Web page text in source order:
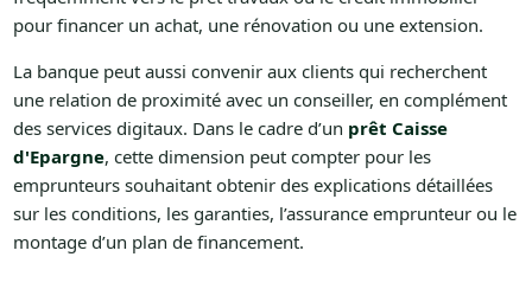
pour financer un achat, une rénovation ou une extension.
La banque peut aussi convenir aux clients qui recherchent
une relation de proximité avec un conseiller, en complément
des services digitaux. Dans le cadre d’un prêt Caisse
d'Epargne, cette dimension peut compter pour les
emprunteurs souhaitant obtenir des explications détaillées
sur les conditions, les garanties, l’assurance emprunteur ou le
montage d’un plan de financement.